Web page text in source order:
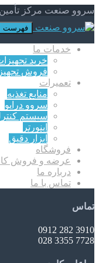
سروو صنعت مرکز تأمین
فهرست
خدمات ما
خرید
فروش
تعمیرات
منابع تغذیه
سروو درایو
سیستم
اینورتر
ابزار دقیق
فروشگاه
عرضه و فروش
درباره ما
تماس با ما
تماس
3910 282 0912
7728 3355 028